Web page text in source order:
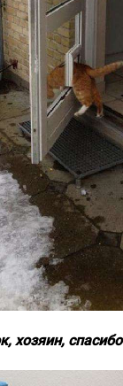
хозяин, спасибо